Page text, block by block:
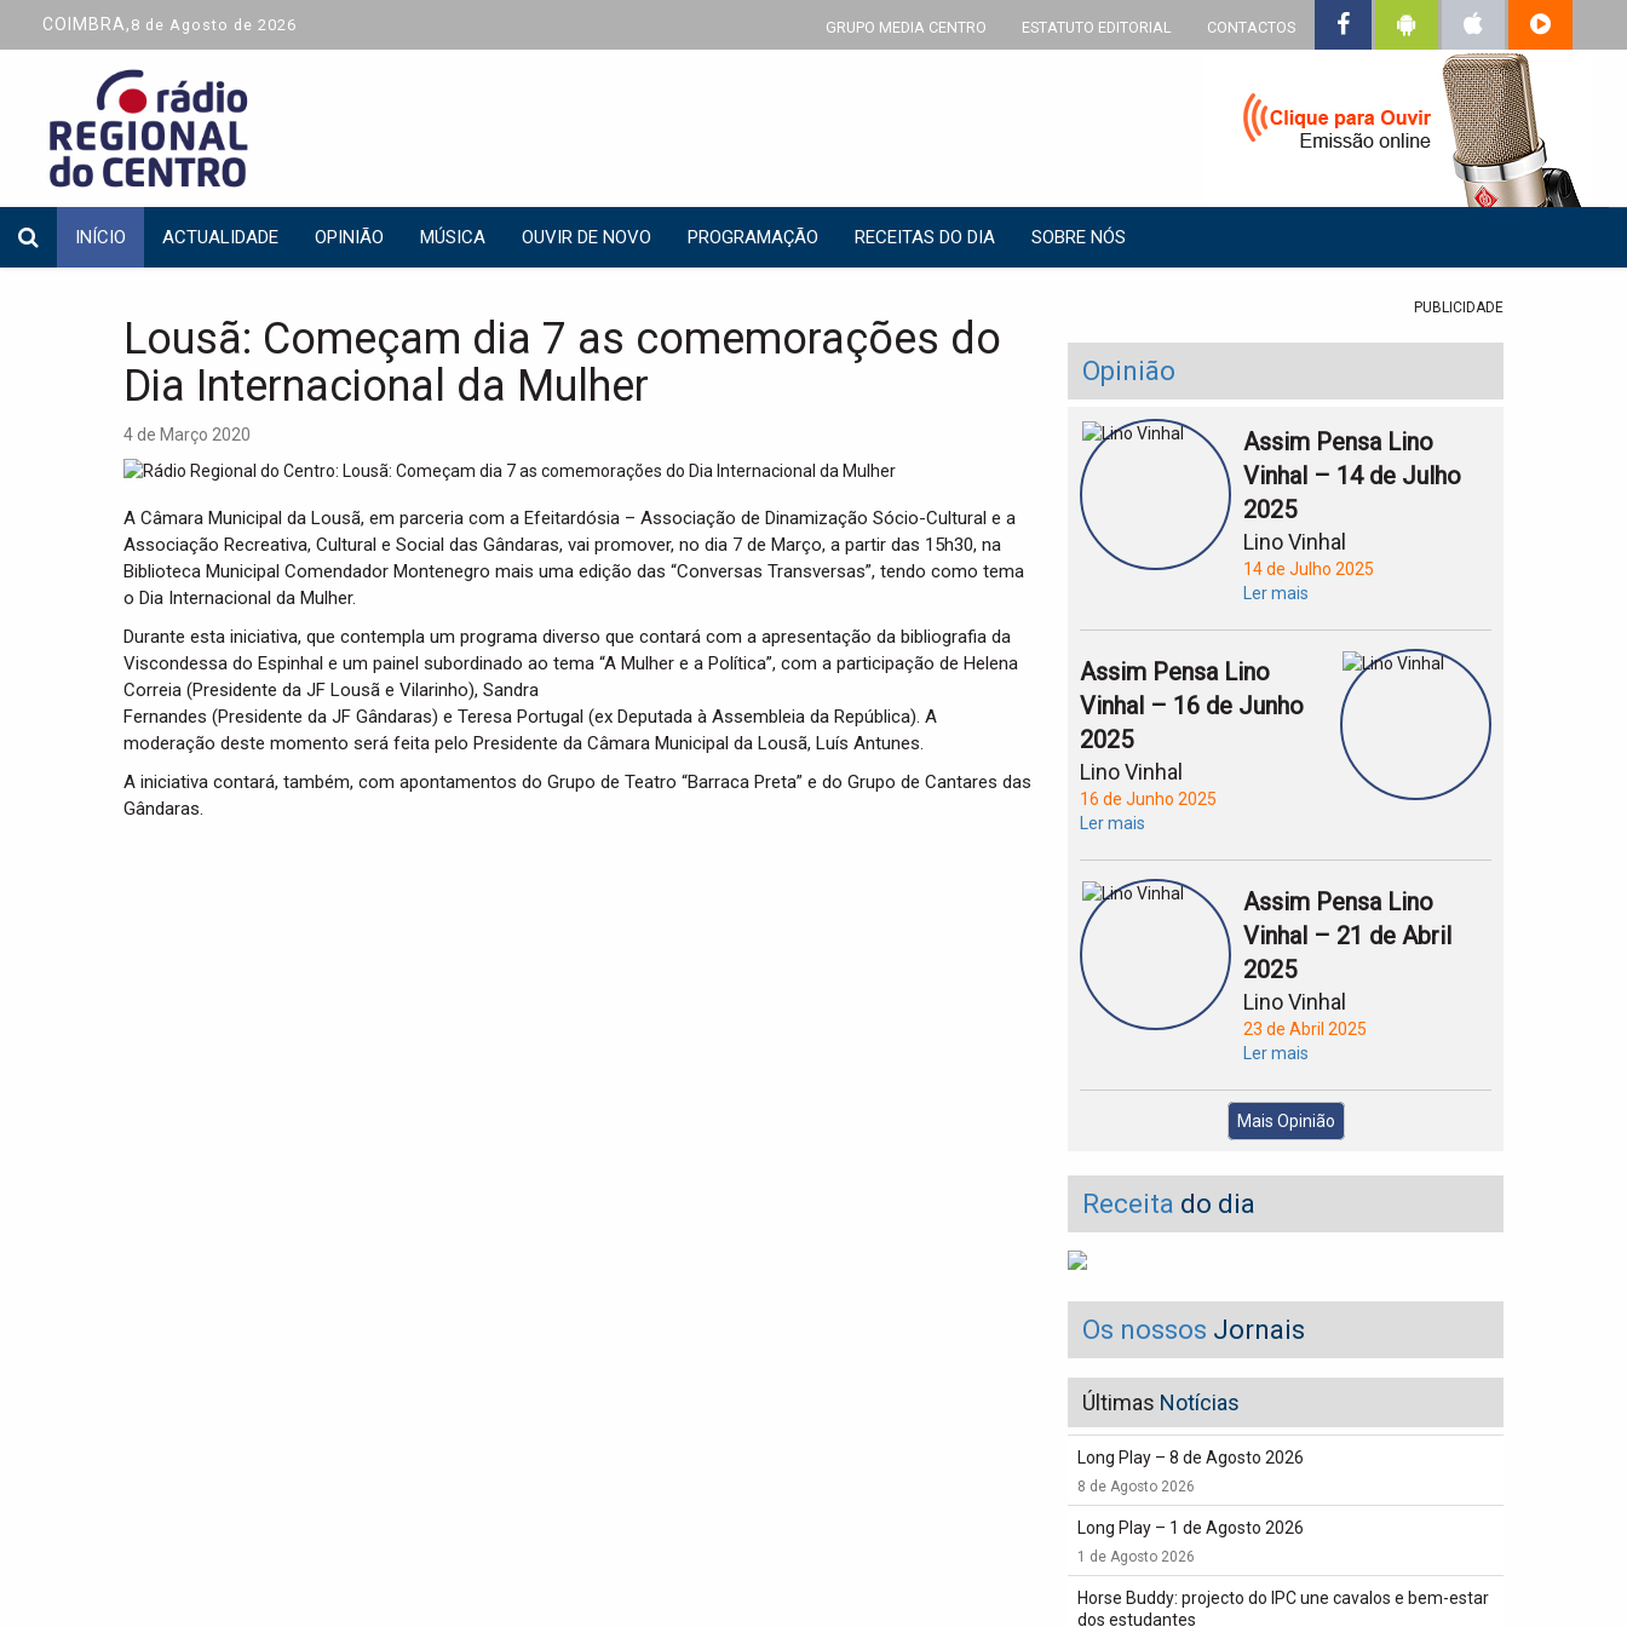
COIMBRA, 8 de Agosto de 2026 GRUPO MEDIA CENTRO ESTATUTO EDITORIAL CONTACTOS
INÍCIO ACTUALIDADE OPINIÃO MÚSICA OUVIR DE NOVO PROGRAMAÇÃO RECEITAS DO DIA SOBRE NÓS
Lousã: Começam dia 7 as comemorações do
Dia Internacional da Mulher
4 de Março 2020
A Câmara Municipal da Lousã, em parceria com a Efeitardósia – Associação de Dinamização Sócio-Cultural e a
Associação Recreativa, Cultural e Social das Gândaras, vai promover, no dia 7 de Março, a partir das 15h30, na
Biblioteca Municipal Comendador Montenegro mais uma edição das “Conversas Transversas”, tendo como tema
o Dia Internacional da Mulher.
Durante esta iniciativa, que contempla um programa diverso que contará com a apresentação da bibliografia da
Viscondessa do Espinhal e um painel subordinado ao tema “A Mulher e a Política”, com a participação de Helena
Correia (Presidente da JF Lousã e Vilarinho), Sandra
Fernandes (Presidente da JF Gândaras) e Teresa Portugal (ex Deputada à Assembleia da República). A
moderação deste momento será feita pelo Presidente da Câmara Municipal da Lousã, Luís Antunes.
A iniciativa contará, também, com apontamentos do Grupo de Teatro “Barraca Preta” e do Grupo de Cantares das
Gândaras.
PUBLICIDADE
Opinião
Assim Pensa Lino
Vinhal – 14 de Julho
2025
Lino Vinhal
14 de Julho 2025
Ler mais
Assim Pensa Lino
Vinhal – 16 de Junho
2025
Lino Vinhal
16 de Junho 2025
Ler mais
Assim Pensa Lino
Vinhal – 21 de Abril
2025
Lino Vinhal
23 de Abril 2025
Ler mais
Mais Opinião
Receita do dia
Os nossos Jornais
Últimas Notícias
Long Play – 8 de Agosto 2026
8 de Agosto 2026
Long Play – 1 de Agosto 2026
1 de Agosto 2026
Horse Buddy: projecto do IPC une cavalos e bem-estar
dos estudantes